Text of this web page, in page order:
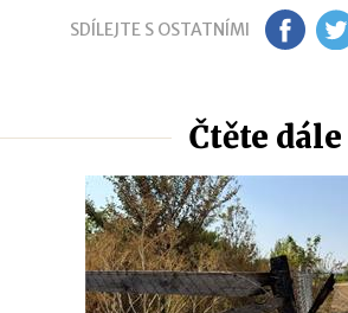
SDÍLEJTE S OSTATNÍMI FB TW
Čtěte dále